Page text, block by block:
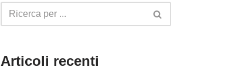
Articoli recenti